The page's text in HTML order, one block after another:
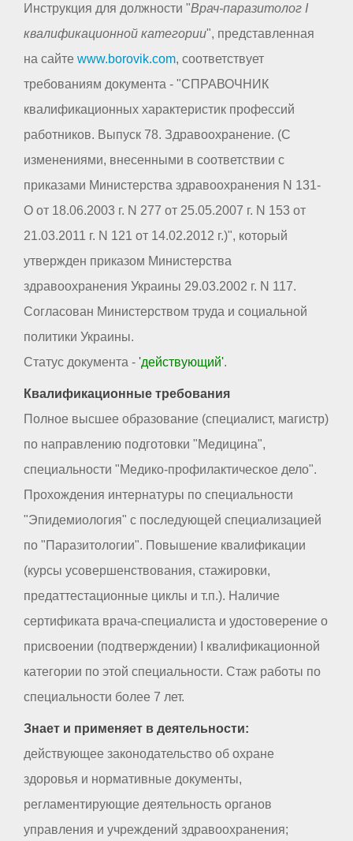
Инструкция для должности "Врач-паразитолог I
квалификационной категории", представленная
на сайте www.borovik.com, соответствует
требованиям документа - "СПРАВОЧНИК
квалификационных характеристик профессий
работников. Выпуск 78. Здравоохранение. (С
изменениями, внесенными в соответствии с
приказами Министерства здравоохранения N 131-
О от 18.06.2003 г. N 277 от 25.05.2007 г. N 153 от
21.03.2011 г. N 121 от 14.02.2012 г.)", который
утвержден приказом Министерства
здравоохранения Украины 29.03.2002 г. N 117.
Согласован Министерством труда и социальной
политики Украины.
Статус документа - 'действующий'.
Квалификационные требования
Полное высшее образование (специалист, магистр)
по направлению подготовки "Медицина",
специальности "Медико-профилактическое дело".
Прохождения интернатуры по специальности
"Эпидемиология" с последующей специализацией
по "Паразитологии". Повышение квалификации
(курсы усовершенствования, стажировки,
предаттестационные циклы и т.п.). Наличие
сертификата врача-специалиста и удостоверение о
присвоении (подтверждении) I квалификационной
категории по этой специальности. Стаж работы по
специальности более 7 лет.
Знает и применяет в деятельности:
действующее законодательство об охране
здоровья и нормативные документы,
регламентирующие деятельность органов
управления и учреждений здравоохранения;